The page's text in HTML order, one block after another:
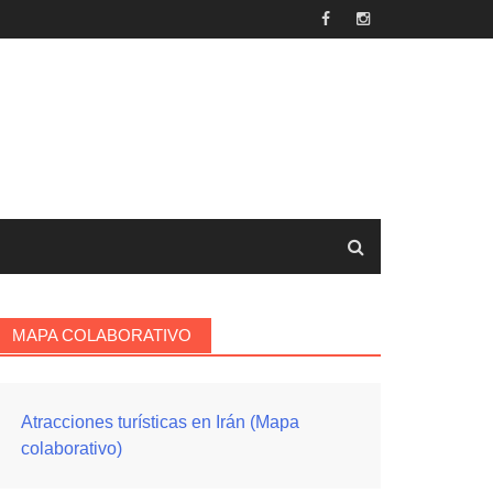
MAPA COLABORATIVO
Atracciones turísticas en Irán (Mapa
colaborativo)